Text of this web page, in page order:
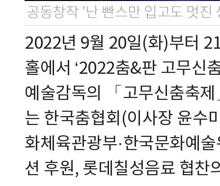
공동창작 '난 빤스만 입고도 멋진
2022년 9월 20일(화)부터
홀에서 ‘2022춤&판 고무신
예술감독의 「고무신춤축
는 한국춤협회(이사장 윤수
화체육관광부·한국문화예
션 후원, 롯데칠성음료 협찬